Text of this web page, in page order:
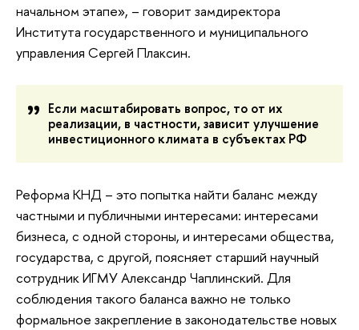
начальном этапе», – говорит замдиректора
Института государственного и муниципального
управления Сергей Плаксин.
Если масштабировать вопрос, то от их
реализации, в частности, зависит улучшение
инвестиционного климата в субъектах РФ
Реформа КНД – это попытка найти баланс между
частными и публичными интересами: интересами
бизнеса, с одной стороны, и интересами общества,
государства, с другой, поясняет старший научный
сотрудник ИГМУ Александр Чаплинский. Для
соблюдения такого баланса важно не только
формальное закрепление в законодательстве новых